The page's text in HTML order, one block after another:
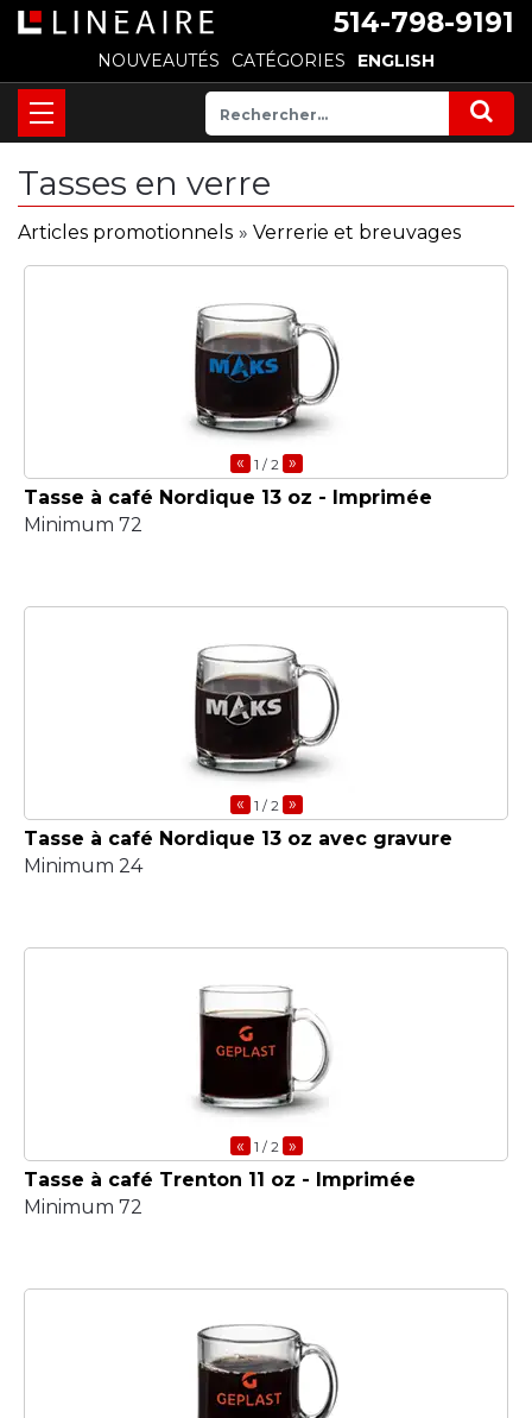
514-798-9191
NOUVEAUTÉS CATÉGORIES ENGLISH
Tasses en verre
Articles promotionnels » Verrerie et breuvages
« 1 / 2 »
Tasse à café Nordique 13 oz - Imprimée
Minimum 72
« 1 / 2 »
Tasse à café Nordique 13 oz avec gravure
Minimum 24
« 1 / 2 »
Tasse à café Trenton 11 oz - Imprimée
Minimum 72